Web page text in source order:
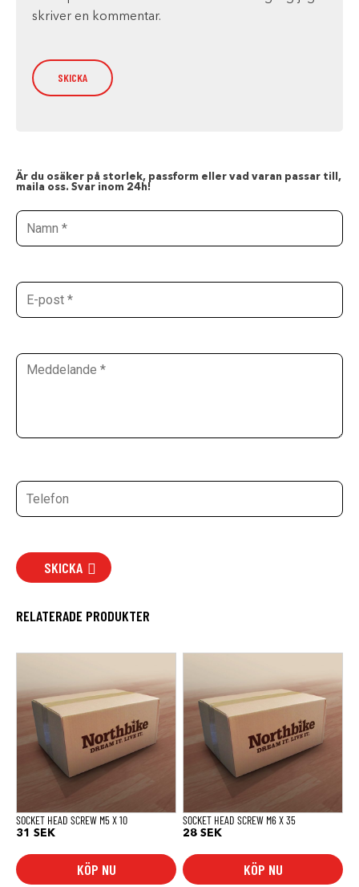
skriver en kommentar.
Är du osäker på storlek, passform eller vad varan passar till,
maila oss. Svar inom 24h!
SKICKA
RELATERADE PRODUKTER
SOCKET HEAD SCREW M5 X 10
31 SEK
KÖP NU
SOCKET HEAD SCREW M6 X 35
28 SEK
KÖP NU